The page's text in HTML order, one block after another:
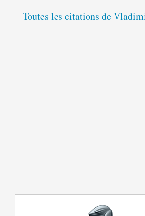
Toutes les citations de